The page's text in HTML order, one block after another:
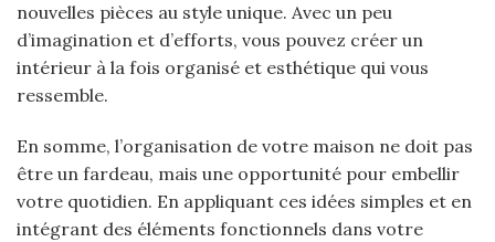
nouvelles pièces au style unique. Avec un peu
d’imagination et d’efforts, vous pouvez créer un
intérieur à la fois organisé et esthétique qui vous
ressemble.
En somme, l’organisation de votre maison ne doit pas
être un fardeau, mais une opportunité pour embellir
votre quotidien. En appliquant ces idées simples et en
intégrant des éléments fonctionnels dans votre